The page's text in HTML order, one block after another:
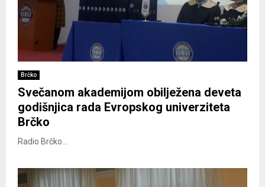
Brčko
Svečanom akademijom obilježena deveta
godišnjica rada Evropskog univerziteta
Brčko
Radio Brčko...